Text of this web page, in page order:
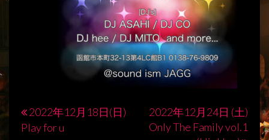
投
2022年12月18日(日)
Play for u
2022年12月24日 (土)
Only The Family vol.1